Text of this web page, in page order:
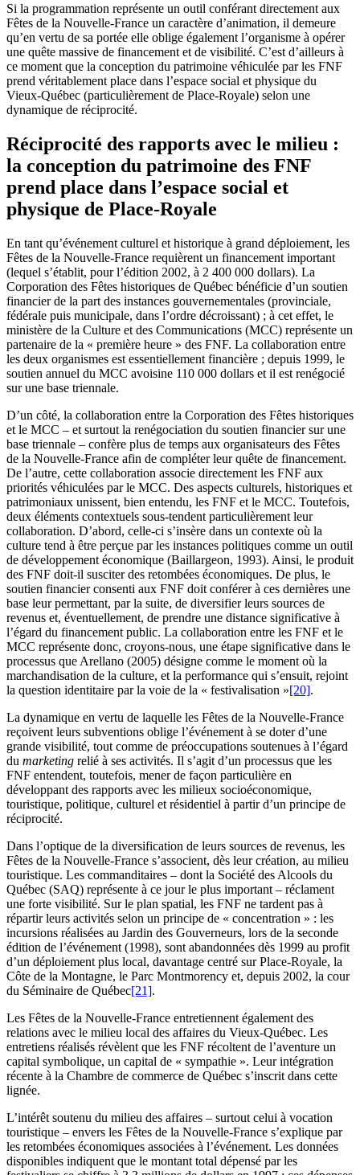
Si la programmation représente un outil conférant directement aux
Fêtes de la Nouvelle-France un caractère d’animation, il demeure
qu’en vertu de sa portée elle oblige également l’organisme à opérer
une quête massive de financement et de visibilité. C’est d’ailleurs à
ce moment que la conception du patrimoine véhiculée par les FNF
prend véritablement place dans l’espace social et physique du
Vieux-Québec (particulièrement de Place-Royale) selon une
dynamique de réciprocité.
Réciprocité des rapports avec le milieu :
la conception du patrimoine des FNF
prend place dans l’espace social et
physique de Place-Royale
En tant qu’événement culturel et historique à grand déploiement, les
Fêtes de la Nouvelle-France requièrent un financement important
(lequel s’établit, pour l’édition 2002, à 2 400 000 dollars). La
Corporation des Fêtes historiques de Québec bénéficie d’un soutien
financier de la part des instances gouvernementales (provinciale,
fédérale puis municipale, dans l’ordre décroissant) ; à cet effet, le
ministère de la Culture et des Communications (MCC) représente un
partenaire de la « première heure » des FNF. La collaboration entre
les deux organismes est essentiellement financière ; depuis 1999, le
soutien annuel du MCC avoisine 110 000 dollars et il est renégocié
sur une base triennale.
D’un côté, la collaboration entre la Corporation des Fêtes historiques
et le MCC – et surtout la renégociation du soutien financier sur une
base triennale – confère plus de temps aux organisateurs des Fêtes
de la Nouvelle-France afin de compléter leur quête de financement.
De l’autre, cette collaboration associe directement les FNF aux
priorités véhiculées par le MCC. Des aspects culturels, historiques et
patrimoniaux unissent, bien entendu, les FNF et le MCC. Toutefois,
deux éléments contextuels sous-tendent particulièrement leur
collaboration. D’abord, celle-ci s’insère dans un contexte où la
culture tend à être perçue par les instances politiques comme un outil
de développement économique (Baillargeon, 1993). Ainsi, le produit
des FNF doit-il susciter des retombées économiques. De plus, le
soutien financier consenti aux FNF doit conférer à ces dernières une
base leur permettant, par la suite, de diversifier leurs sources de
revenus et, éventuellement, de prendre une distance significative à
l’égard du financement public. La collaboration entre les FNF et le
MCC représente donc, croyons-nous, une étape significative dans le
processus que Arellano (2005) désigne comme le moment où la
marchandisation de la culture, et la performance qui s’ensuit, rejoint
la question identitaire par la voie de la « festivalisation »[20].
La dynamique en vertu de laquelle les Fêtes de la Nouvelle-France
reçoivent leurs subventions oblige l’événement à se doter d’une
grande visibilité, tout comme de préoccupations soutenues à l’égard
du marketing relié à ses activités. Il s’agit d’un processus que les
FNF entendent, toutefois, mener de façon particulière en
développant des rapports avec les milieux socioéconomique,
touristique, politique, culturel et résidentiel à partir d’un principe de
réciprocité.
Dans l’optique de la diversification de leurs sources de revenus, les
Fêtes de la Nouvelle-France s’associent, dès leur création, au milieu
touristique. Les commanditaires – dont la Société des Alcools du
Québec (SAQ) représente à ce jour le plus important – réclament
une forte visibilité. Sur le plan spatial, les FNF ne tardent pas à
répartir leurs activités selon un principe de « concentration » : les
incursions réalisées au Jardin des Gouverneurs, lors de la seconde
édition de l’événement (1998), sont abandonnées dès 1999 au profit
d’un déploiement plus local, davantage centré sur Place-Royale, la
Côte de la Montagne, le Parc Montmorency et, depuis 2002, la cour
du Séminaire de Québec[21].
Les Fêtes de la Nouvelle-France entretiennent également des
relations avec le milieu local des affaires du Vieux-Québec. Les
entretiens réalisés révèlent que les FNF récoltent de l’aventure un
capital symbolique, un capital de « sympathie ». Leur intégration
récente à la Chambre de commerce de Québec s’inscrit dans cette
lignée.
L’intérêt soutenu du milieu des affaires – surtout celui à vocation
touristique – envers les Fêtes de la Nouvelle-France s’explique par
les retombées économiques associées à l’événement. Les données
disponibles indiquent que le montant total dépensé par les